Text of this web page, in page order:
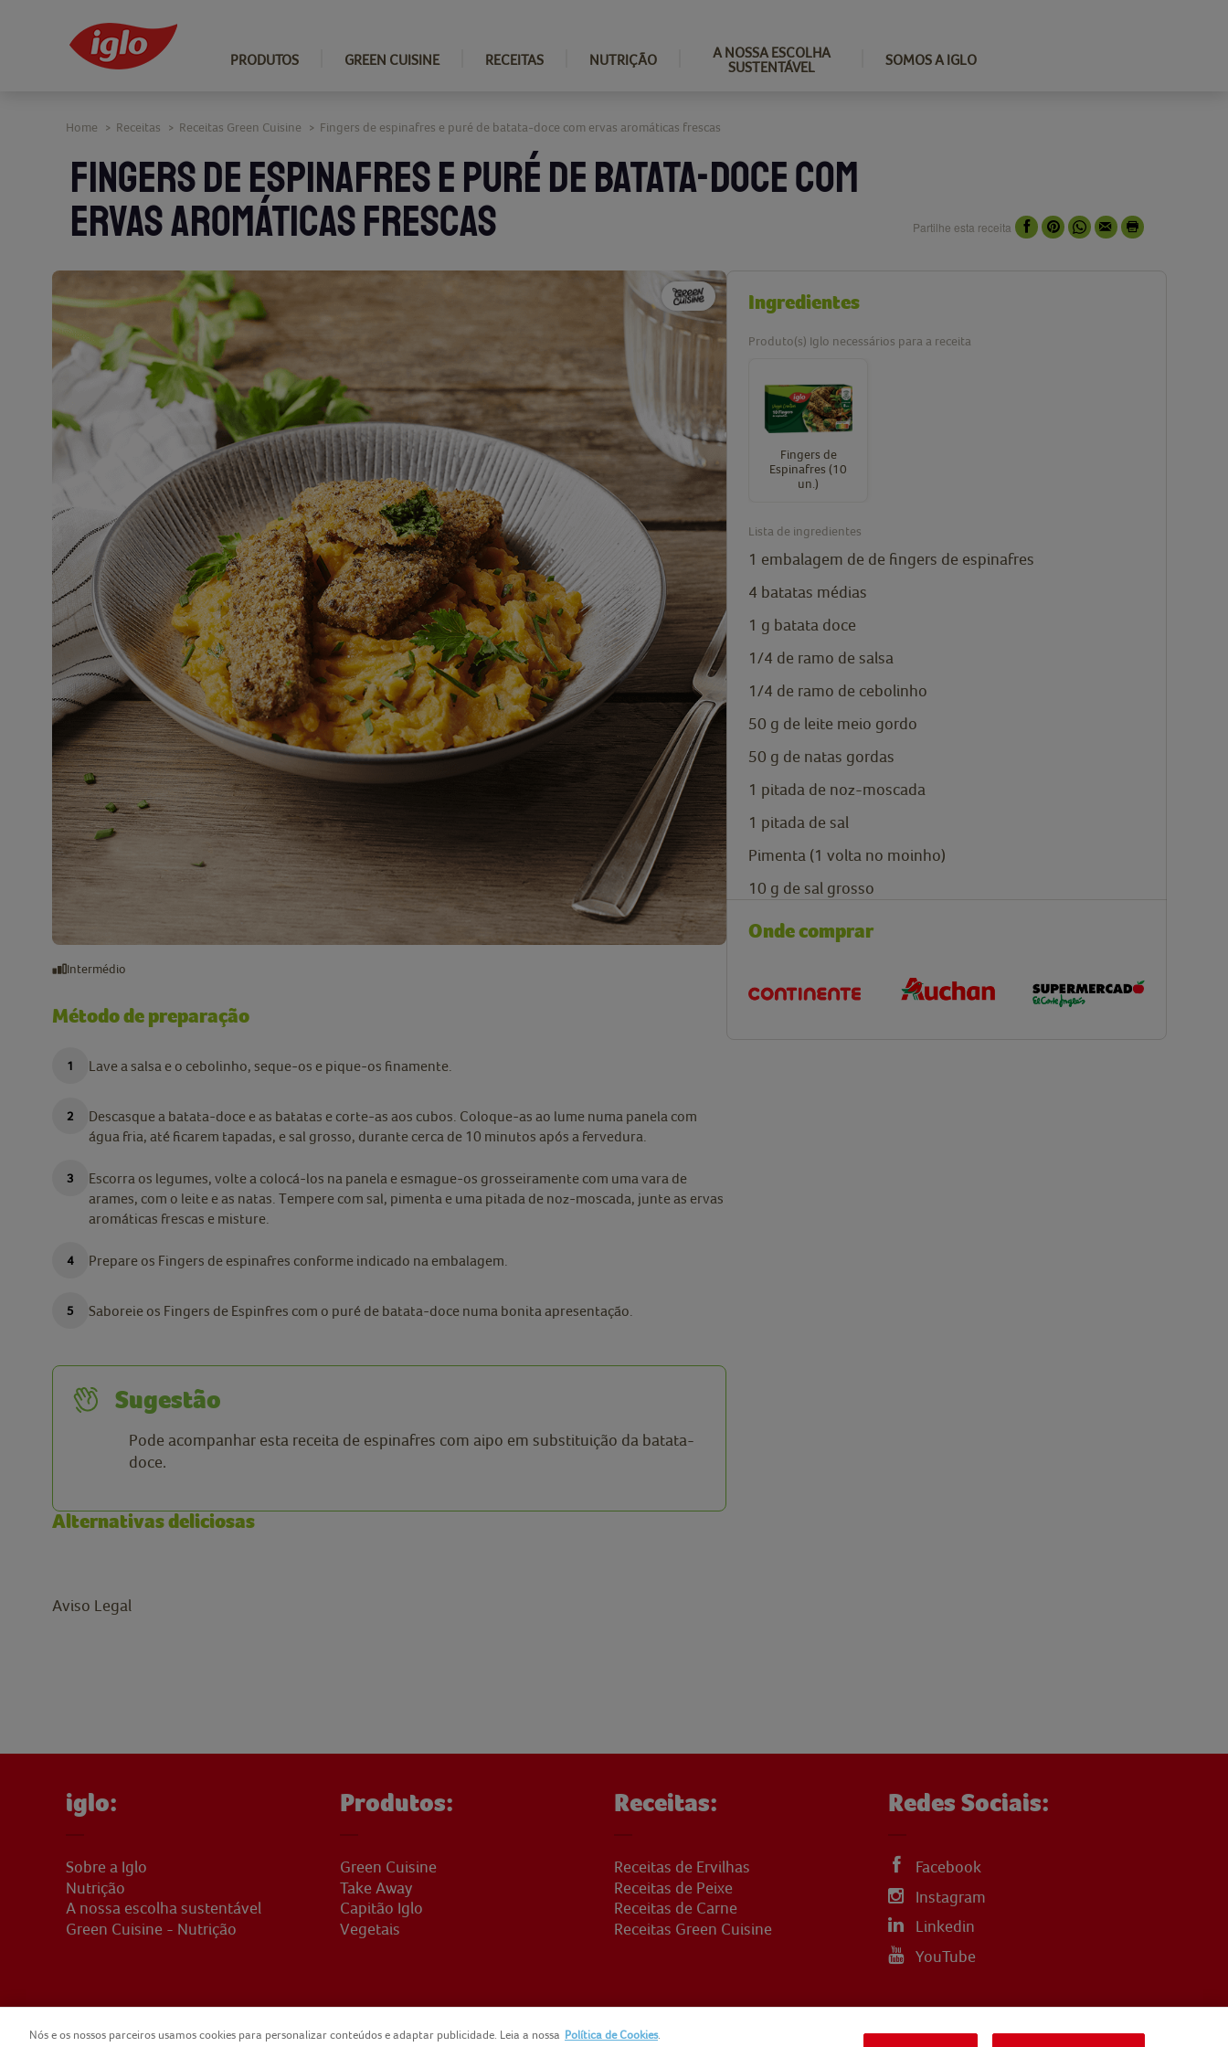
PRODUTOS GREEN CUISINE RECEITAS NUTRIÇÃO
A NOSSA ESCOLHA
SUSTENTÁVEL
SOMOS A IGLO
FINGERS DE ESPINAFRES E PURÉ DE BATATA-DOCE COM
ERVAS AROMÁTICAS FRESCAS
Partilhe esta receita
Home > Receitas > Receitas Green Cuisine > Fingers de espinafres e puré de batata-doce com ervas aromáticas frescas
Intermédio
Método de preparação
Lave a salsa e o cebolinho, seque-os e pique-os finamente.
Descasque a batata-doce e as batatas e corte-as aos cubos. Coloque-as ao lume numa panela com
água fria, até ficarem tapadas, e sal grosso, durante cerca de 10 minutos após a fervedura.
Escorra os legumes, volte a colocá-los na panela e esmague-os grosseiramente com uma vara de
arames, com o leite e as natas. Tempere com sal, pimenta e uma pitada de noz-moscada, junte as ervas
aromáticas frescas e misture.
Prepare os Fingers de espinafres conforme indicado na embalagem.
Saboreie os Fingers de Espinfres com o puré de batata-doce numa bonita apresentação.
Sugestão
Pode acompanhar esta receita de espinafres com aipo em substituição da batata-
doce.
Ingredientes
Produto(s) Iglo necessários para a receita
Fingers de
Espinafres (10
un.)
Lista de ingredientes
1 embalagem de de fingers de espinafres
4 batatas médias
1 g batata doce
1/4 de ramo de salsa
1/4 de ramo de cebolinho
50 g de leite meio gordo
50 g de natas gordas
1 pitada de noz-moscada
1 pitada de sal
Pimenta (1 volta no moinho)
10 g de sal grosso
Onde comprar
Alternativas deliciosas
Aviso Legal
iglo:
Sobre a Iglo
Nutrição
A nossa escolha sustentável
Green Cuisine - Nutrição
Produtos:
Green Cuisine
Take Away
Capitão Iglo
Vegetais
Receitas:
Receitas de Ervilhas
Receitas de Peixe
Receitas de Carne
Receitas Green Cuisine
Redes Sociais:
Facebook
Instagram
Linkedin
YouTube
Nós e os nossos parceiros usamos cookies para personalizar conteúdos e adaptar publicidade. Leia a nossa Política de Cookies.